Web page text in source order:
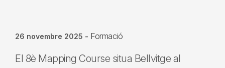
26 novembre 2025 - Formació
El 8è Mapping Course situa Bellvitge al